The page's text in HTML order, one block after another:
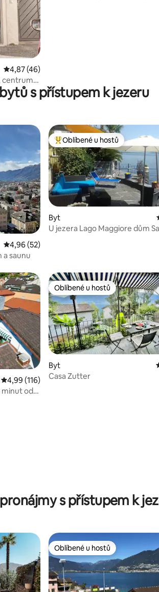
Průměrné hodnocení 4,87 z 5, 46 hodnocení
4,87 (46)
centrum
nově
s přístupem k jezeru
Průměrné hodnocení 4,96 z 5, 52 hodnocení
4,96 (52)
a saunu
Nejlepší v kategorii Oblíbené u
Oblíbené u hostů
Byt
U jezera Lago Maggiore dům
hostů
Průměrné hodnocení 4,99 z 5, 116 hodnocení
4,99 (116)
minut od
Oblíbené u hostů
Oblíbené u hostů
Byt
Casa Zutter
s přístupem k
Oblíbené u hostů
Oblíbené u hostů